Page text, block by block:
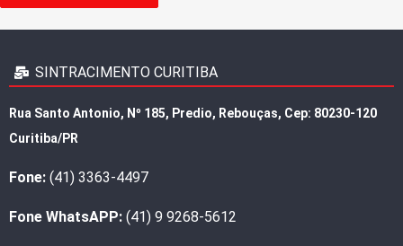
SINTRACIMENTO CURITIBA
Rua Santo Antonio, Nº 185, Predio, Rebouças, Cep: 80230-120
Curitiba/PR
Fone: (41) 3363-4497
Fone WhatsAPP: (41) 9 9268-5612